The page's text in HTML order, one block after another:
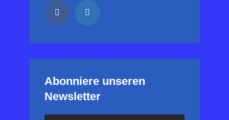
Abonniere unseren
Newsletter